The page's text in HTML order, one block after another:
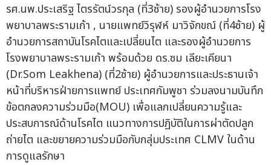
รศ.นพ.ประเสริฐ ไตรรัตน์วรกุล (ที่3ซ้าย) รองผู้อำนวยการโรง
พยาบาลพระรามเก้า , นายแพทย์วิรุฬห์ มาวิจักขณ์ (ที่4ซ้าย) ผู้
อำนวยการสถาบันโรคไตและเปลี่ยนไต และรองผู้อำนวยการ
โรงพยาบาลพระรามเก้า พร้อมด้วย ดร.ซม เลียะเคียนา
(Dr.Som Leakhena) (ที่2ซ้าย) ผู้อำนวยการและประธานเจ้า
หน้าที่บริหารฝ่ายการแพทย์ ประเทศกัมพูชา ร่วมลงนามบันทึก
ข้อตกลงความร่วมมือ(MOU) เพื่อแลกเปลี่ยนความรู้และ
ประสบการณ์ด้านโรคไต แนวทางการปฏิบัติในการผ่าตัดปลูก
ถ่ายไต และขยายความร่วมมือกับกลุ่มประเทศ CLMV ในด้าน
การดูแลรักษา